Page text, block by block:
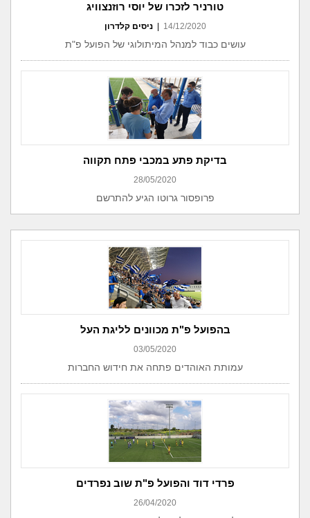
טורניר לזכרו של יוסי רוזנצוויג
14/12/2020 ניסים קלדרון
עושים כבוד למנהל המיתולוגי של הפועל פ"ת
בדיקת פתע במכבי פתח תקווה
28/05/2020
פרופסור גרוטו הגיע להתרשם
בהפועל פ"ת מכוונים לליגת העל
03/05/2020
עמותת האוהדים פתחה את חידוש החברות
פרדי דוד והפועל פ"ת שוב נפרדים
26/04/2020